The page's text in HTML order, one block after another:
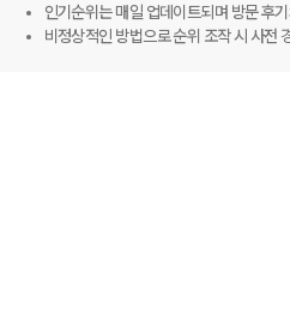
인기순위는 매일 업데이트되며 방문 후
비정상적인 방법으로 순위 조작 시 사전